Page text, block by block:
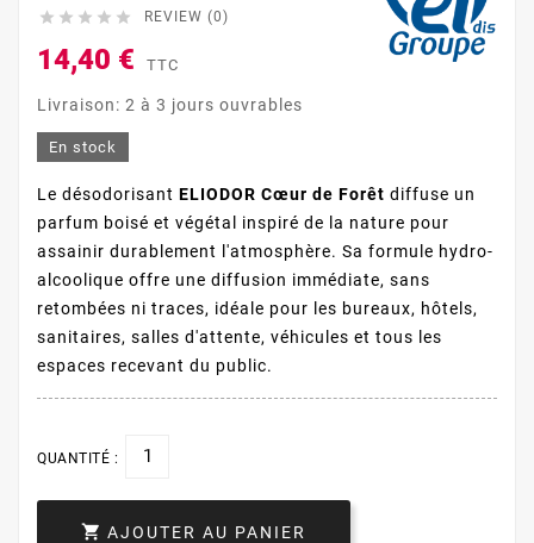
     REVIEW (0)
14,40 € TTC
Livraison: 2 à 3 jours ouvrables
En stock
Le désodorisant ELIODOR Cœur de Forêt diffuse un
parfum boisé et végétal inspiré de la nature pour
assainir durablement l'atmosphère. Sa formule hydro-
alcoolique offre une diffusion immédiate, sans
retombées ni traces, idéale pour les bureaux, hôtels,
sanitaires, salles d'attente, véhicules et tous les
espaces recevant du public.
QUANTITÉ :
 AJOUTER AU PANIER